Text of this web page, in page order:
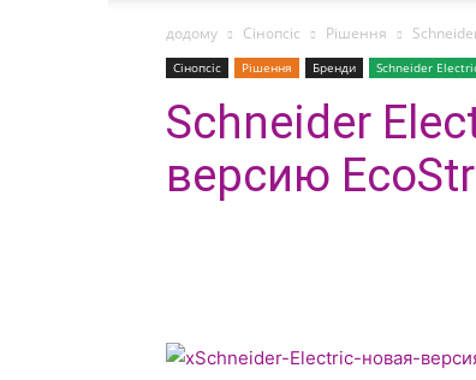
додому Сінопсіс Рішення
Сінопсіс Рішення Бренди Schneider
Schneider
версию